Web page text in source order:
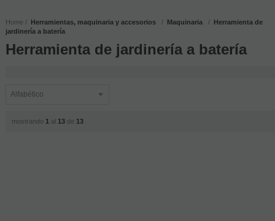
Home Herramientas, maquinaria y accesorios Maquinaria
Herramienta de
jardinería a batería
Herramienta de jardinería a batería
mostrando 1 al 13de 13